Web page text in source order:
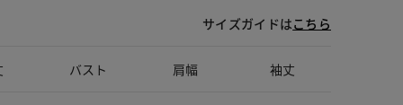
サイズガイドはこちら
バスト 肩幅 袖丈